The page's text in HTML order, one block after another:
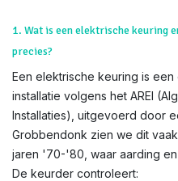
1. Wat is een elektrische keuring
precies?
Een elektrische keuring is
installatie volgens het AREI
Installaties), uitgevoerd door
Grobbendonk zien we dit
jaren '70-'80, waar aarding
De keurder controleert: